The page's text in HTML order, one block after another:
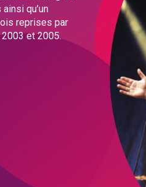
qu’un
reprises par
et 2005.